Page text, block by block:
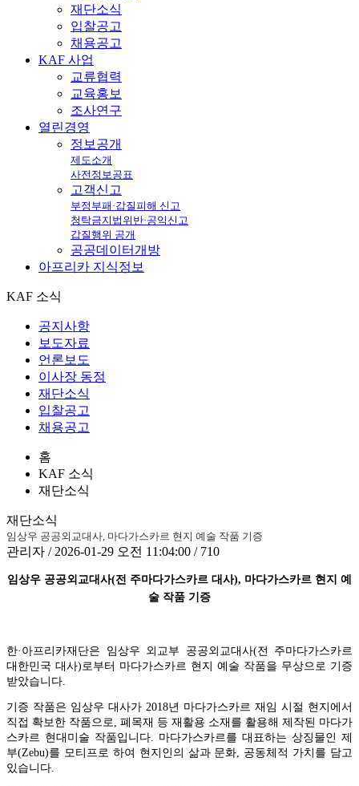
재단소식
입찰공고
채용공고
KAF 사업
교류협력
교육홍보
조사연구
열린경영
정보공개
제도소개
사전정보공표
고객신고
부정부패·갑질피해 신고
청탁금지법위반·공익신고
갑질행위 공개
공공데이터개방
아프리카 지식정보
KAF 소식
공지사항
보도자료
언론보도
이사장 동정
재단소식
입찰공고
채용공고
홈
KAF 소식
재단소식
재단소식
임상우 공공외교대사, 마다가스카르 현지 예술 작품 기증
관리자 / 2026-01-29 오전 11:04:00 / 710
임상우 공공외교대사(전 주마다가스카르 대사), 마다가스카르 현지 예
술 작품 기증
한·아프리카재단은 임상우 외교부 공공외교대사(전 주마다가스카르
대한민국 대사)로부터 마다가스카르 현지 예술 작품을 무상으로 기증
받았습니다.
기증 작품은 임상우 대사가 2018년 마다가스카르 재임 시절 현지에서
직접 확보한 작품 으로, 폐목재 등 재활용 소재를 활용해 제작된 마다가
스카르 현대미술 작품입니다. 마다가스카르를 대표하는 상징물인 제
부(Zebu)를 모티프로 하여 현지인의 삶과 문화, 공동체적 가치를 담고
있습니다.